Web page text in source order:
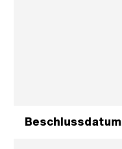
Beschlussdatum